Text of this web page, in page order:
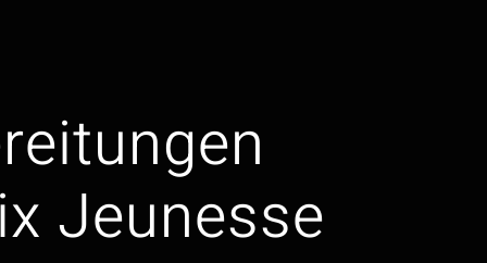
Jeunesse